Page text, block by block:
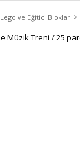
Lego ve Eğitici Bloklar